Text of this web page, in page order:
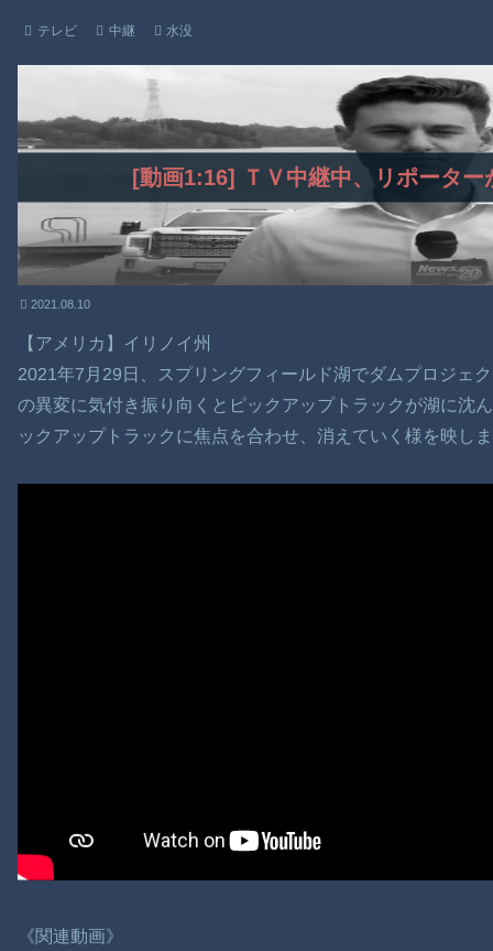
テレビ 中継 水没
[動画1:16] ＴＶ中継中、リポーター
2021.08.10
【アメリカ】イリノイ州
2021年7月29日、スプリングフィールド湖でダムプロジェ
の異変に気付き振り向くとピックアップトラックが湖に沈
ックアップトラックに焦点を合わせ、消えていく様を映し
《関連動画》